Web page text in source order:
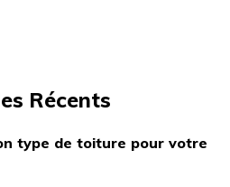
Récents
type de toiture pour votre